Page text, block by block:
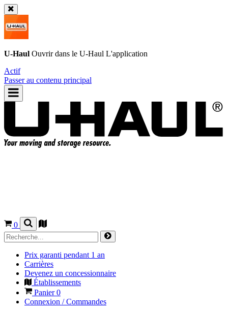
U-Haul Ouvrir dans le U-Haul L'application
Actif
Passer au contenu principal
0
Prix garanti pendant 1 an
Carrières
Devenez un concessionnaire
Établissements
Panier0
Connexion / Commandes